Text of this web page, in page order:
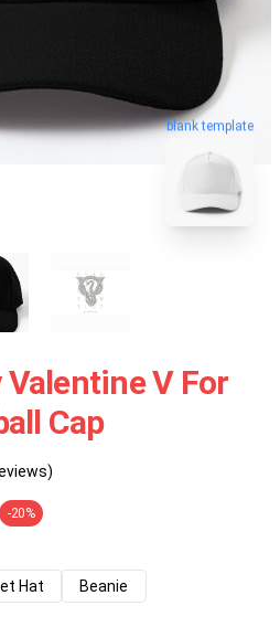
blank template
V For
Cap
-20%
Hat
Beanie